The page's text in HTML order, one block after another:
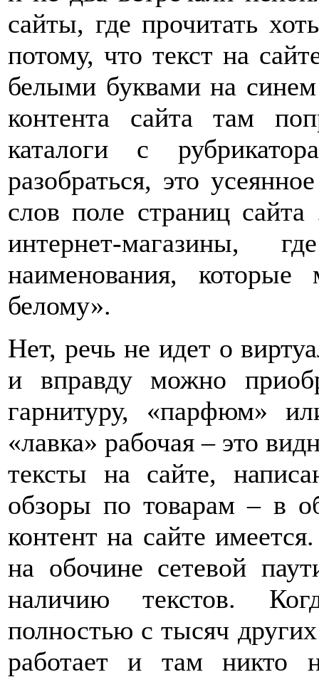
сайты, где прочитать
потому, что текст на
белыми буквами на
контента сайта там
каталоги с
разобраться, это
слов поле страниц
интернет-магазины,
наименования,
белому».
Нет, речь не идет о
и вправду можно
гарнитуру, «парфюм»
«лавка» рабочая – это
тексты на сайте,
обзоры по товарам – в
контент на сайте
на обочине сетевой
наличию текстов.
полностью с тысяч
работает и там никто